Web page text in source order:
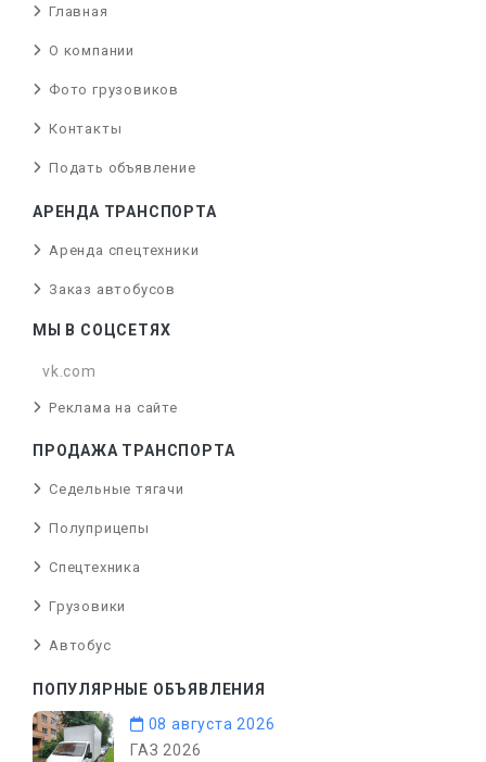
Главная
О компании
Фото грузовиков
Контакты
Подать объявление
АРЕНДА ТРАНСПОРТА
Аренда спецтехники
Заказ автобусов
МЫ В СОЦСЕТЯХ
vk.com
Реклама на сайте
ПРОДАЖА ТРАНСПОРТА
Седельные тягачи
Полуприцепы
Спецтехника
Грузовики
Автобус
ПОПУЛЯРНЫЕ ОБЪЯВЛЕНИЯ
08 августа 2026
ГАЗ 2026